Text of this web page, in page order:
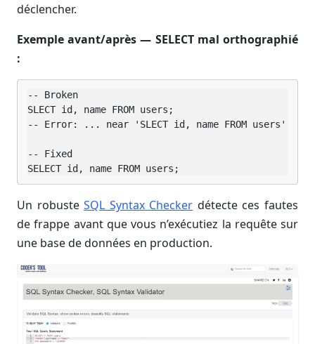
déclencher.
Exemple avant/après — SELECT mal orthographié
:
-- Broken
SLECT id, name FROM users;
-- Error: ... near 'SLECT id, name FROM users'
-- Fixed
SELECT id, name FROM users;
Un robusteSQL Syntax Checker détecte ces fautes
de frappe avant que vous n’exécutiez la requête sur
une base de données en production.